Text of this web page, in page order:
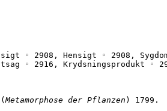
◦ 2908, Hensigt ◦ 2908,
◦ 2916, Krydsningsprodukt ◦
Metamorphose der Pflanzen ) 1799.